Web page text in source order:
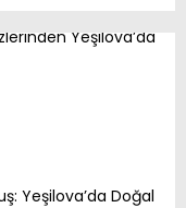
Yeşilova’da Doğal